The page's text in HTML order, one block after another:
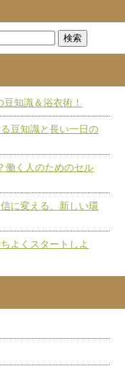
知識＆浴衣術！
豆知識と長い一日の
働く人のためのセル
に変える、新しい環
よくスタートしよ